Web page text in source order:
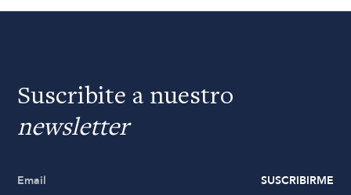
Suscribite a nuestro
newsletter
SUSCRIBIRME